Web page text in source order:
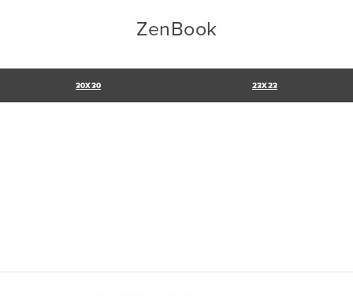
ZenBook
30X30 23X23